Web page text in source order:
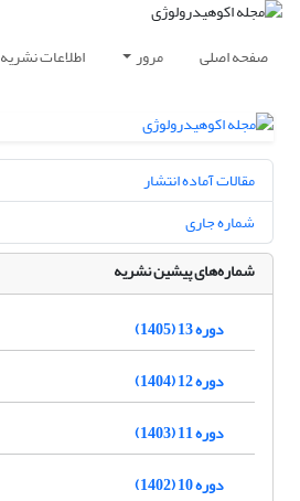
صفحه اصلی مرور اطلاعات نشریه
مقالات آماده انتشار
شماره جاری
شماره‌های پیشین نشریه
دوره 13 (1405)
دوره 12 (1404)
دوره 11 (1403)
دوره 10 (1402)